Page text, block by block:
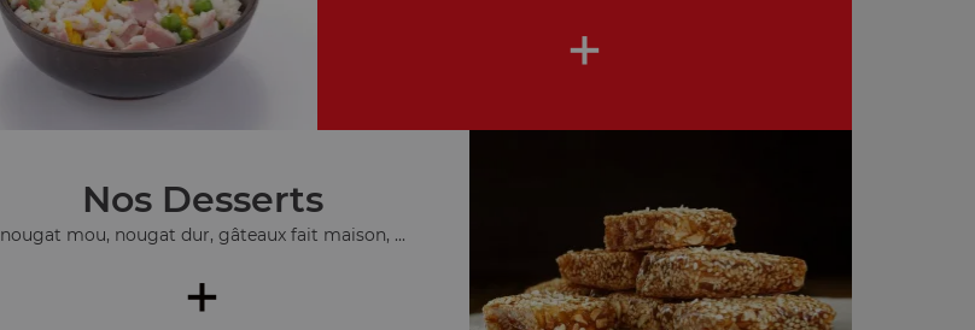
+
Nos Desserts
nougat mou, nougat dur, gâteaux fait maison, ...
+